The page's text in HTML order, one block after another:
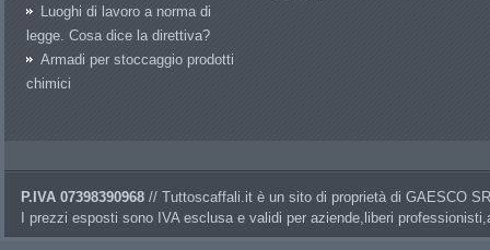
Luoghi di lavoro a norma di
legge. Cosa dice la direttiva?
Armadi per stoccaggio prodotti
chimici
P.IVA 07398390968 // Tuttoscaffali.it è un sito di proprietà di GAESCO
I prezzi esposti sono IVA esclusa e validi per aziende,liberi